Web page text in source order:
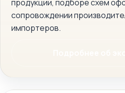
продукции, подборе схем
сопровождении
импортеров.